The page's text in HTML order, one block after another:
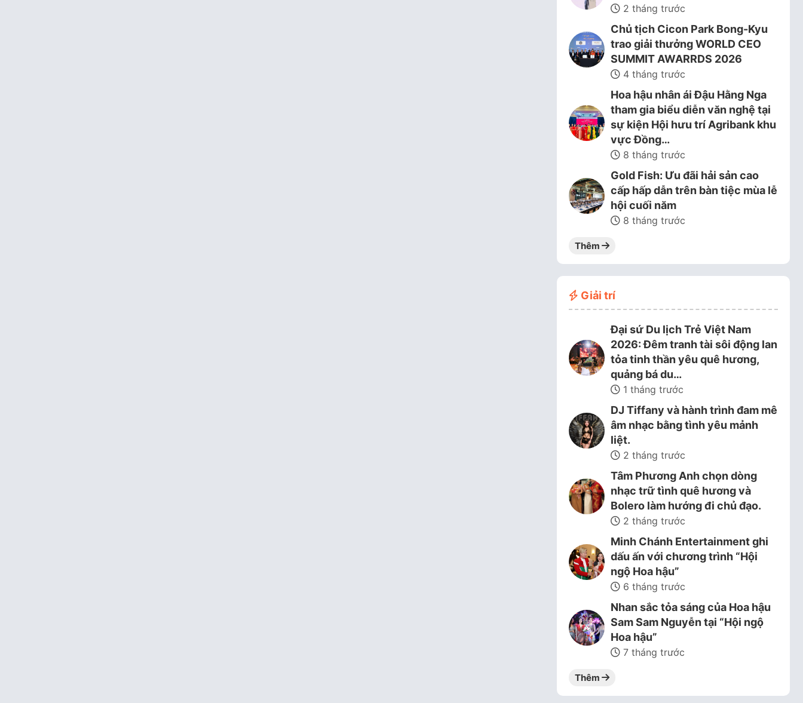
2 tháng trước
Chủ tịch Cicon Park Bong-Kyu
trao giải thưởng WORLD CEO
SUMMIT AWARRDS 2026
4 tháng trước
Hoa hậu nhân ái Đậu Hằng Nga
tham gia biểu diễn văn nghệ tại
sự kiện Hội hưu trí Agribank khu
vực Đồng…
8 tháng trước
Gold Fish: Ưu đãi hải sản cao
cấp hấp dẫn trên bàn tiệc mùa lễ
hội cuối năm
8 tháng trước
Thêm
Giải trí
Đại sứ Du lịch Trẻ Việt Nam
2026: Đêm tranh tài sôi động lan
tỏa tinh thần yêu quê hương,
quảng bá du…
1 tháng trước
DJ Tiffany và hành trình đam mê
âm nhạc bằng tình yêu mảnh
liệt.
2 tháng trước
Tâm Phương Anh chọn dòng
nhạc trữ tình quê hương và
Bolero làm hướng đi chủ đạo.
2 tháng trước
Minh Chánh Entertainment ghi
dấu ấn với chương trình “Hội
ngộ Hoa hậu”
6 tháng trước
Nhan sắc tỏa sáng của Hoa hậu
Sam Sam Nguyễn tại “Hội ngộ
Hoa hậu”
7 tháng trước
Thêm